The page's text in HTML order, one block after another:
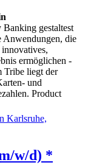
gestaltest
Anwendungen, die
ermöglichen -
Tribe liegt der
und
Product
w/d) *